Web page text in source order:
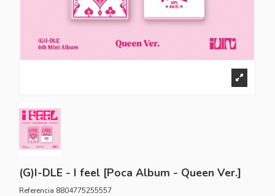
(G)I-DLE - I feel [Poca Album - Queen Ver.]
Referencia 8804775255557